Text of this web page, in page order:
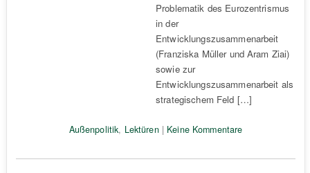
Problematik des Eurozentrismus
in der
Entwicklungszusammenarbeit
(Franziska Müller und Aram Ziai)
sowie zur
Entwicklungszusammenarbeit als
strategischem Feld […]
Außenpolitik, Lektüren| Keine Kommentare